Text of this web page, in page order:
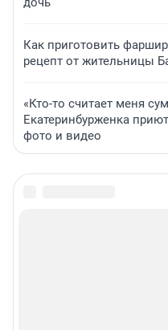
Как приготовить
рецепт от жительницы
«Кто-то считает меня
Екатеринбурженка
фото и видео